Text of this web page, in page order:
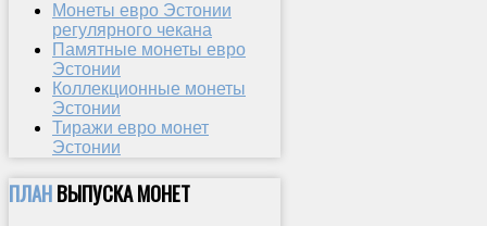
Монеты евро Эстонии
регулярного чекана
Памятные монеты евро
Эстонии
Коллекционные монеты
Эстонии
Тиражи евро монет
Эстонии
ПЛАНВЫПУСКА МОНЕТ